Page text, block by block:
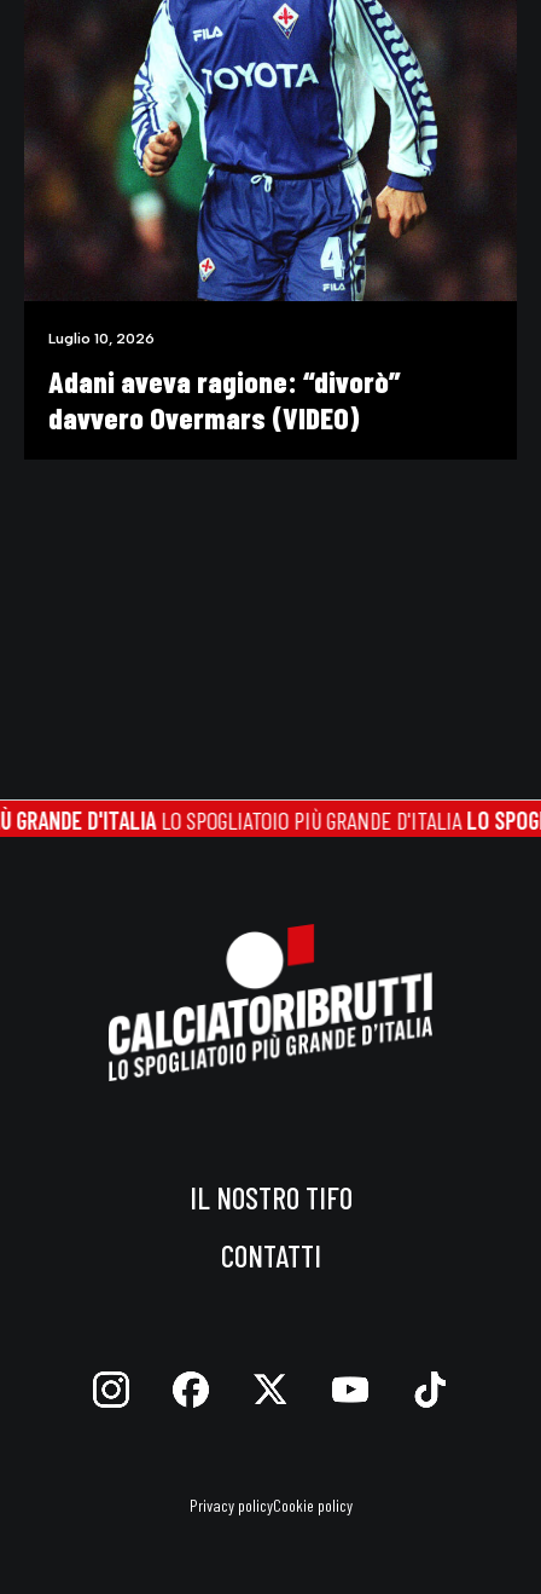
Luglio 10, 2026
Adani aveva ragione: “divorò”
davvero Overmars (VIDEO)
D'ITALIALO SPOGLIATOIO PIÙ GRANDE D'ITALIALO
IL NOSTRO TIFO
CONTATTI
Privacy policyCookie policy